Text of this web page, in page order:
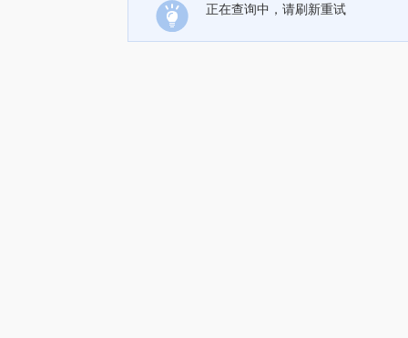
正在查询中，请刷新重试